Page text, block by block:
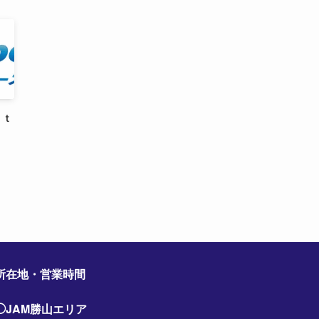
在地・営業時間
勝山エリア